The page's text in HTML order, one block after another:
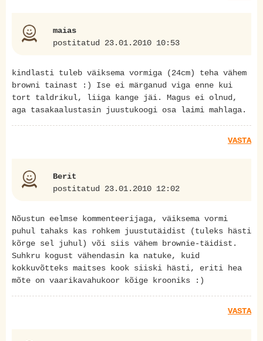
maias
postitatud 23.01.2010 10:53
kindlasti tuleb väiksema vormiga (24cm) teha vähem
browni tainast :) Ise ei märganud viga enne kui
tort taldrikul, liiga kange jäi. Magus ei olnud,
aga tasakaalustasin juustukoogi osa laimi mahlaga.
VASTA
Berit
postitatud 23.01.2010 12:02
Nõustun eelmse kommenteerijaga, väiksema vormi
puhul tahaks kas rohkem juustutäidist (tuleks hästi
kõrge sel juhul) või siis vähem brownie-täidist.
Suhkru kogust vähendasin ka natuke, kuid
kokkuvõtteks maitses kook siiski hästi, eriti hea
mõte on vaarikavahukoor kõige krooniks :)
VASTA